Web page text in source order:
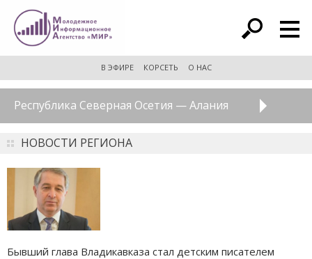
расширенный поиск
В ЭФИРЕ КОРСЕТЬ О НАС
Республика Северная Осетия — Алания
НОВОСТИ РЕГИОНА
Бывший глава Владикавказа стал детским писателем